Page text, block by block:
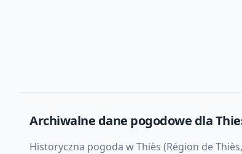
Archiwalne dane pogodowe dla
Historyczna pogoda w Thiès (Région de